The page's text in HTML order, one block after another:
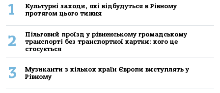
1
Культурні заходи, які відбудуться в Рівному
протягом цього тижня
2
Пільговий проїзд у рівненському громадському
транспорті без транспортної картки: кого це
стосується
3
Музиканти з кількох країн Європи виступлять у
Рівному